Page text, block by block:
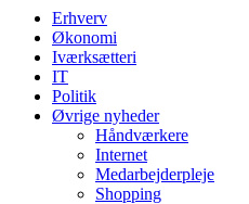
Erhverv
Økonomi
Iværksætteri
IT
Politik
Øvrige nyheder
Håndværkere
Internet
Medarbejderpleje
Shopping